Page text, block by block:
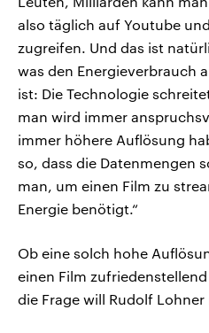
also täglich auf Youtube
zugreifen. Und das ist
was den Energieverbrauch
ist: Die Technologie
man wird immer
immer höhere Auflösung
so, dass die Datenmengen
man, um einen Film zu
Energie benötigt.“
Ob eine solch hohe
einen Film
die Frage will Rudolf